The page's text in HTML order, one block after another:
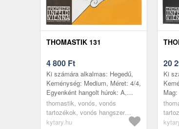
THOMASTIK 131
4 800 Ft
Ki számára alkalmas: Hegedű,
Keménység: Medium, Méret: 4/4,
Egyenként hangolt húrok: A,
Gyártás helye: Ausztria
thomastik, vonós, vonós
tartozékok, vonós hangszer
húrok, hegedűhúrok, egyedi
kytary.hu
20
Ki
133,